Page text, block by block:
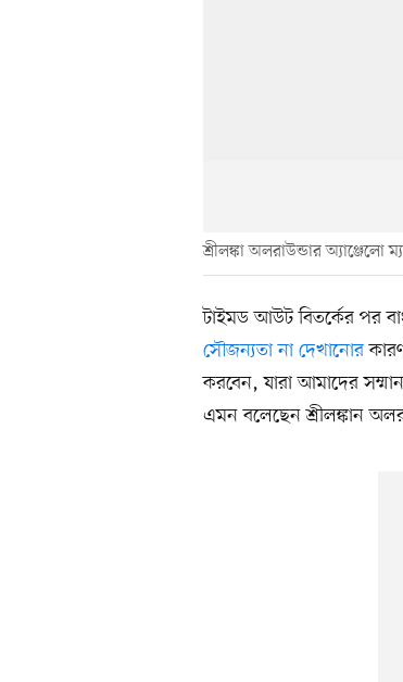
শ্রীলঙ্কা অলরাউন্ডার অ্যাঞ্জেলো
টাইমড আউট বিতর্কের পর
সৌজন্যতা না দেখানোর
করবেন, যারা আমাদের
এমন বলেছেন শ্রীলঙ্কান